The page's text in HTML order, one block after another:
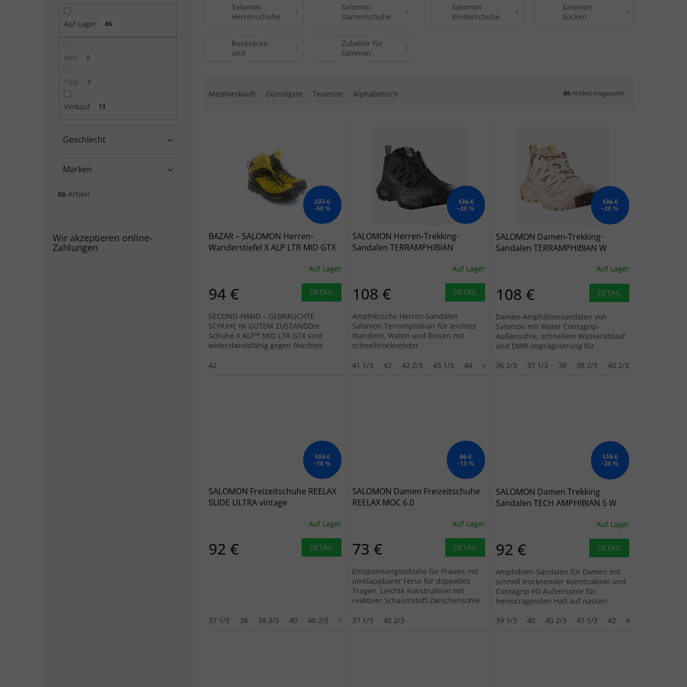
Auf Lager 86
Neu 0
Tipp 0
Verkauf 13
Marken
Geschlecht
86 Artikel
Wir akzeptieren online-
Zahlungen
Salomon
Herrenschuhe
Salomon
Damenschuhe
Salomon
Kinderschuhe
Salomon-
Socken
Rucksäcke
und
Zubehör für
Salomon
Meistverkauft Günstigste Teuerste Alphabetisch 86Artikel insgesamt
237 €
–60 %
BAZAR – SALOMON Herren-
Wanderstiefel X ALP LTR MID GTX
Auf Lager
94 € DETAIL
SECOND-HAND – GEBRAUCHTE
SCHUHE IN GUTEM ZUSTANDDie
Schuhe X ALP™ MID LTR GTX sind
widerstandsfähig gegen feuchtes
42
136 €
–20 %
SALOMON Herren-Trekking-
Sandalen TERRAMPHIBIAN
Auf Lager
108 € DETAIL
Amphibische Herren-Sandalen
Salomon Terramphibian für leichtes
Wandern, Waten und Reisen mit
schnelltrocknender
Gewicht von 680 g.
41 1/3 42 42 2/3 43 1/3 44 44 2/3 45 1/3 46 46 2/3
136 €
–20 %
SALOMON Damen-Trekking-
Sandalen TERRAMPHIBIAN W
Auf Lager
108 € DETAIL
Damen-Amphibiensandalen von
Salomon mit Water Contagrip-
Außensohle, schnellem Wasserablauf
und DWR-Imprägnierung für
Bachquerungen.
36 2/3 37 1/3 38 38 2/3 40 2/3
103 €
–10 %
SALOMON Freizeitschuhe REELAX
SLIDE ULTRA vintage
Auf Lager
92 € DETAIL
37 1/3 38 38 2/3 40 40 2/3 41 1/3 42 43 1/3
86 €
–15 %
SALOMON Damen Freizeitschuhe
REELAX MOC 6.0
Auf Lager
73 € DETAIL
Entspannungsschuhe für Frauen mit
umklappbarer Ferse für doppeltes
Tragen. Leichte Konstruktion mit
reaktiver Schaumstoff-Zwischensohle
37 1/3
40 2/3
115 €
–20 %
SALOMON Damen Trekking
Sandalen TECH AMPHIBIAN 5 W
Auf Lager
92 € DETAIL
Amphibien-Sandalen für Damen mit
schnell trocknender Konstruktion und
Contagrip FD-Außensohle für
hervorragenden Halt auf nassen
leichte...
39 1/3 40 40 2/3 41 1/3 42 42 2/3